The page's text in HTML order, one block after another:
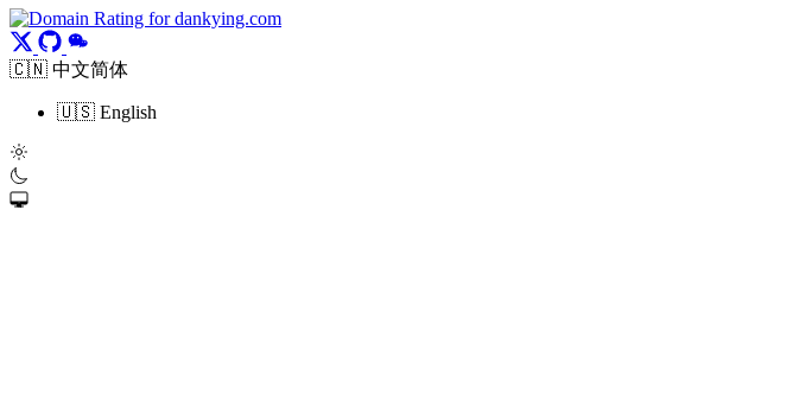
🇨🇳 中文简体
🇺🇸 English